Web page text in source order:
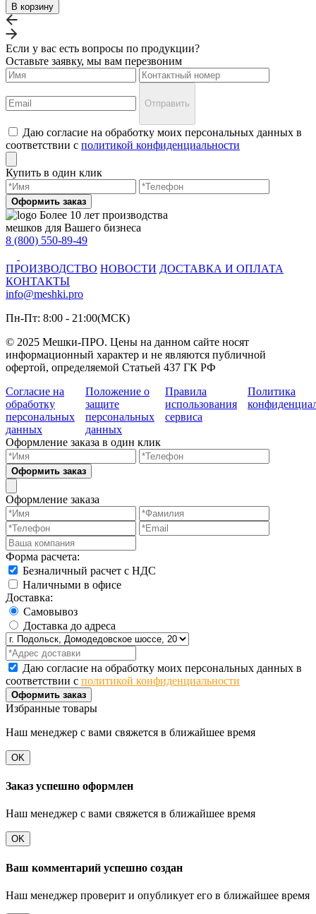
В корзину
Если у вас есть вопросы по продукции?
Оставьте заявку, мы вам перезвоним
Отправить
Даю согласие на обработку моих персональных данных в
соответствии с политикой конфиденциальности
Купить в один клик
Оформить заказ
Более 10 лет производства
мешков для Вашего бизнеса
8 (800) 550-89-49
ПРОИЗВОДСТВО НОВОСТИ ДОСТАВКА И ОПЛАТА
КОНТАКТЫ
info@meshki.pro
Пн-Пт: 8:00 - 21:00(МСК)
© 2025 Мешки-ПРО. Цены на данном сайте носят
информационный характер и не являются публичной
офертой, определяемой Статьей 437 ГК РФ
Согласие на
обработку
персональных
данных
Положение о
защите
персональных
данных
Правила
использования
сервиса
Политика
Оформление заказа в один клик
Оформить заказ
Оформление заказа
Форма расчета:
Безналичный расчет с НДС
Наличными в офисе
Доставка:
Самовывоз
Доставка до адреса
Даю согласие на обработку моих персональных данных в
соответствии с политикой конфиденциальности
Оформить заказ
Избранные товары
Наш менеджер с вами свяжется в ближайшее время
OK
Заказ успешно оформлен
Наш менеджер с вами свяжется в ближайшее время
OK
Ваш комментарий успешно создан
Наш менеджер проверит и опубликует его в ближайшее время